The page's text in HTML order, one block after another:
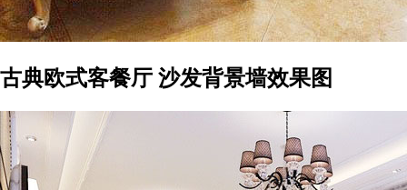
古典欧式客餐厅 沙发背景墙效果图